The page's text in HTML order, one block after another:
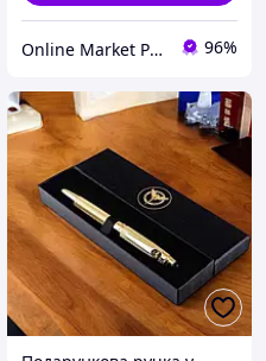
Online Market Plus 96%